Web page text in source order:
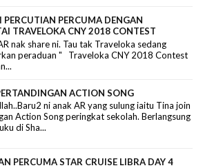
PERCUTIAN PERCUMA DENGAN
TRAVELOKA CNY 2018 CONTEST
nak share ni. Tau tak Traveloka sedang
peraduan " Traveloka CNY 2018 Contest
ACTION SONG
ni anak AR yang sulung iaitu Tina join
Action Song peringkat sekolah. Berlangsung
di Sha...
PERCUMA STAR CRUISE LIBRA DAY 4